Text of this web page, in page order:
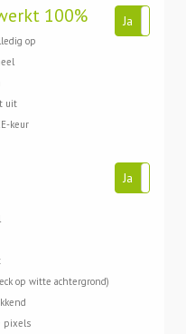
100%
op
uit
keur
Ja
op witte achtergrond)
pixels
Ja